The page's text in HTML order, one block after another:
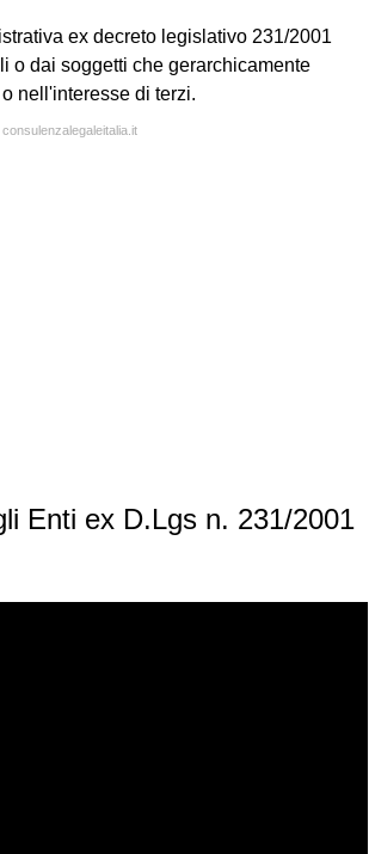
ex decreto legislativo 231/2001
o dai soggetti che gerarchicamente
nell'interesse di terzi.
Enti ex D.Lgs n. 231/2001